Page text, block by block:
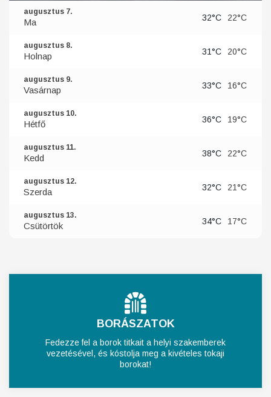
augusztus 7.
Ma 32°C 22°C
augusztus 8.
Holnap 31°C 20°C
augusztus 9.
Vasárnap 33°C 16°C
augusztus 10.
Hétfő 36°C 19°C
augusztus 11.
Kedd 38°C 22°C
augusztus 12.
Szerda 32°C 21°C
augusztus 13.
Csütörtök 34°C 17°C
BORÁSZATOK
Fedezze fel a borok titkait a helyi szakemberek
vezetésével, és kóstolja meg a kivételes tokaji
borokat!